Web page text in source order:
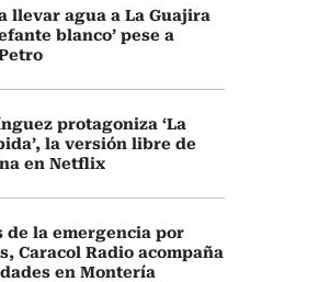
llevar agua a La Guajira
blanco’ pese a
protagoniza ‘La
la versión libre de
en Netflix
de la emergencia por
Caracol Radio acompaña
en Montería